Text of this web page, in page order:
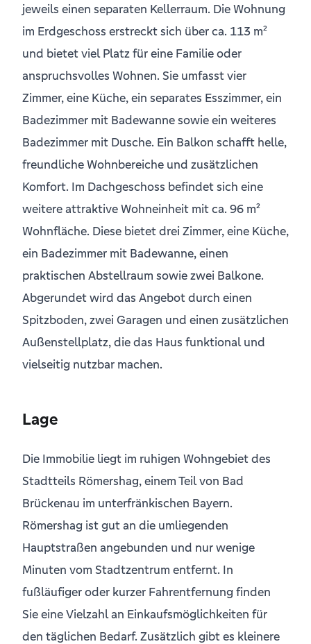
jeweils einen separaten Kellerraum. Die Wohnung
im Erdgeschoss erstreckt sich über ca. 113 m²
und bietet viel Platz für eine Familie oder
anspruchsvolles Wohnen. Sie umfasst vier
Zimmer, eine Küche, ein separates Esszimmer, ein
Badezimmer mit Badewanne sowie ein weiteres
Badezimmer mit Dusche. Ein Balkon schafft helle,
freundliche Wohnbereiche und zusätzlichen
Komfort. Im Dachgeschoss befindet sich eine
weitere attraktive Wohneinheit mit ca. 96 m²
Wohnfläche. Diese bietet drei Zimmer, eine Küche,
ein Badezimmer mit Badewanne, einen
praktischen Abstellraum sowie zwei Balkone.
Abgerundet wird das Angebot durch einen
Spitzboden, zwei Garagen und einen zusätzlichen
Außenstellplatz, die das Haus funktional und
vielseitig nutzbar machen.
Lage
Die Immobilie liegt im ruhigen Wohngebiet des
Stadtteils Römershag, einem Teil von Bad
Brückenau im unterfränkischen Bayern.
Römershag ist gut an die umliegenden
Hauptstraßen angebunden und nur wenige
Minuten vom Stadtzentrum entfernt. In
fußläufiger oder kurzer Fahrentfernung finden
Sie eine Vielzahl an Einkaufsmöglichkeiten für
den täglichen Bedarf. Zusätzlich gibt es kleinere